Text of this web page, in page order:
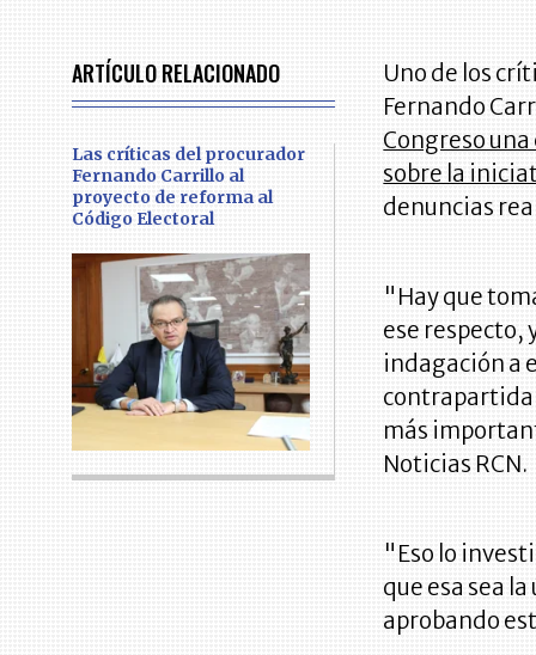
ARTÍCULO RELACIONADO
Las críticas del procurador
Fernando Carrillo al
proyecto de reforma al
Código Electoral
Uno de los
Fernando
Congreso
sobre la
denuncias
"Hay que
ese respecto,
indagación a
contrapartida
más
Noticias RCN.
"Eso lo
que esa sea
aprobando